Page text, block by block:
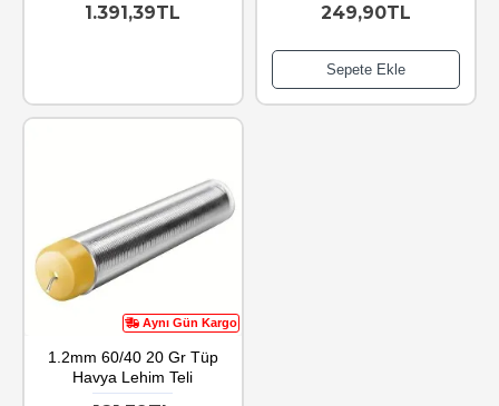
1.391,39TL 249,90TL
Sepete Ekle
Aynı Gün Kargo
1.2mm 60/40 20 Gr Tüp
Havya Lehim Teli